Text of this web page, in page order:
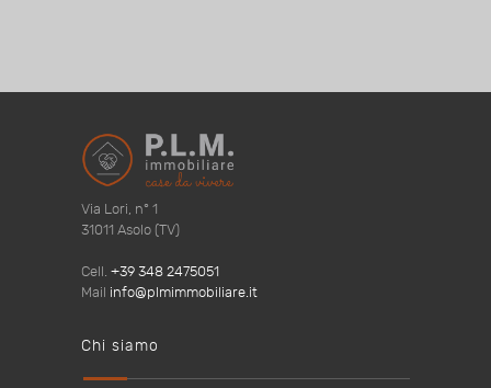
Via Lori, n° 1
31011 Asolo (TV)
Cell. +39 348 2475051
Mail info@plmimmobiliare.it
Chi siamo